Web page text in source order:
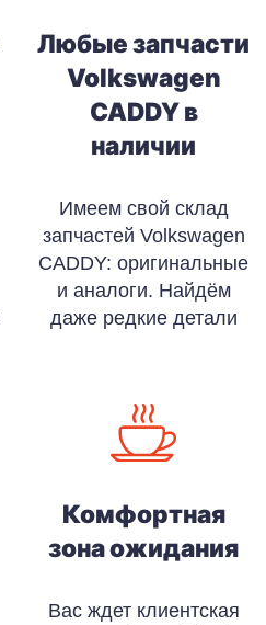
Любые запчасти
Volkswagen
CADDY в
наличии
Имеем свой склад
запчастей Volkswagen
CADDY: оригинальные
и аналоги. Найдём
даже редкие детали
Комфортная
зона ожидания
Вас ждет клиентская